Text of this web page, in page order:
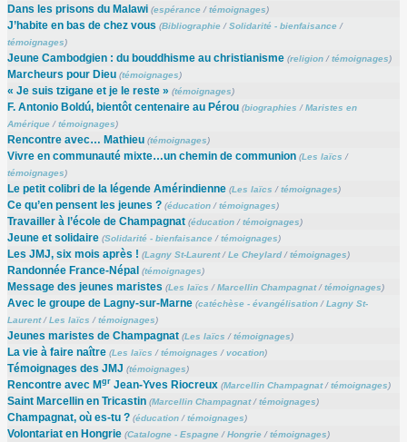
Dans les prisons du Malawi (espérance/témoignages)
J’habite en bas de chez vous (Bibliographie/Solidarité - bienfaisance/
témoignages)
Jeune Cambodgien : du bouddhisme au christianisme (religion/témoignages)
Marcheurs pour Dieu (témoignages)
« Je suis tzigane et je le reste » (témoignages)
F. Antonio Boldú, bientôt centenaire au Pérou (biographies /Maristes en
Amérique/témoignages)
Rencontre avec… Mathieu (témoignages)
Vivre en communauté mixte…un chemin de communion (Les laïcs /
témoignages)
Le petit colibri de la légende Amérindienne (Les laïcs /témoignages)
Ce qu’en pensent les jeunes ? (éducation/témoignages)
Travailler à l’école de Champagnat (éducation/témoignages)
Jeune et solidaire (Solidarité - bienfaisance/témoignages)
Les JMJ, six mois après ! (Lagny St-Laurent/Le Cheylard/témoignages)
Randonnée France-Népal (témoignages)
Message des jeunes maristes (Les laïcs /Marcellin Champagnat/témoignages)
Avec le groupe de Lagny-sur-Marne (catéchèse - évangélisation/Lagny St-
Laurent/Les laïcs /témoignages)
Jeunes maristes de Champagnat (Les laïcs /témoignages)
La vie à faire naître (Les laïcs /témoignages /vocation)
Témoignages des JMJ (témoignages)
Rencontre avec MgrJean-Yves Riocreux (Marcellin Champagnat/témoignages)
Saint Marcellin en Tricastin (Marcellin Champagnat/témoignages)
Champagnat, où es-tu ? (éducation/témoignages)
Volontariat en Hongrie (Catalogne - Espagne/Hongrie/témoignages)